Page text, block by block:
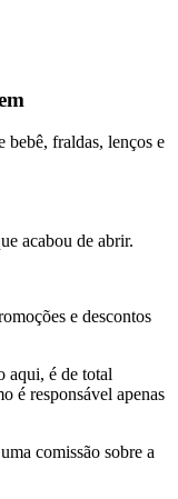
bebê, fraldas, lenços e
acabou de abrir.
e descontos
aqui, é de total
é responsável apenas
comissão sobre a